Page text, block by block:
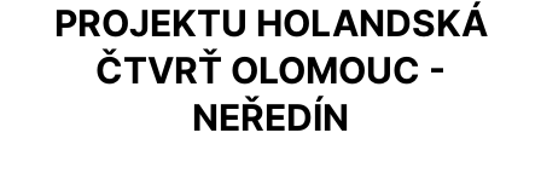
PROJEKTU HOLANDSKÁ
ČTVRŤ OLOMOUC -
NEŘEDÍN